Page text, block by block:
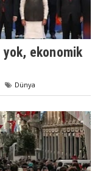
yok, ekonomik
Dünya